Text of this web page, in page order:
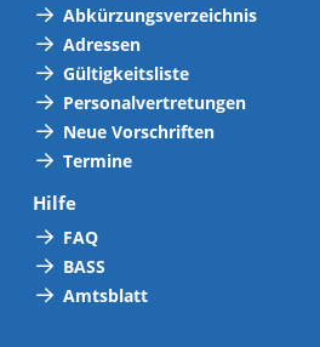
Abkürzungsverzeichnis
Adressen
Gültigkeitsliste
Personalvertretungen
Neue Vorschriften
Termine
Hilfe
FAQ
BASS
Amtsblatt